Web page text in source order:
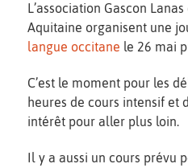
L’association Gascon
Aquitaine organisent une
langue occitane le 26 mai
C’est le moment pour les
heures de cours intensif et
intérêt pour aller plus loin.
Il y a aussi un cours prévu